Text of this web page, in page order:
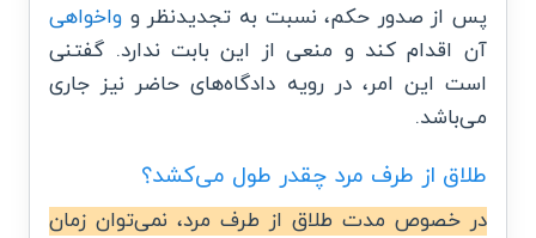
پس از صدور حکم، نسبت به تجدیدنظر و واخواهی
آن اقدام کند و منعی از این بابت ندارد. گفتنی
است این امر، در رویه دادگاه‌های حاضر نیز جاری
می‌باشد.
طلاق از طرف مرد چقدر طول می‌کشد؟
در خصوص مدت طلاق از طرف مرد، نمی‌توان زمان